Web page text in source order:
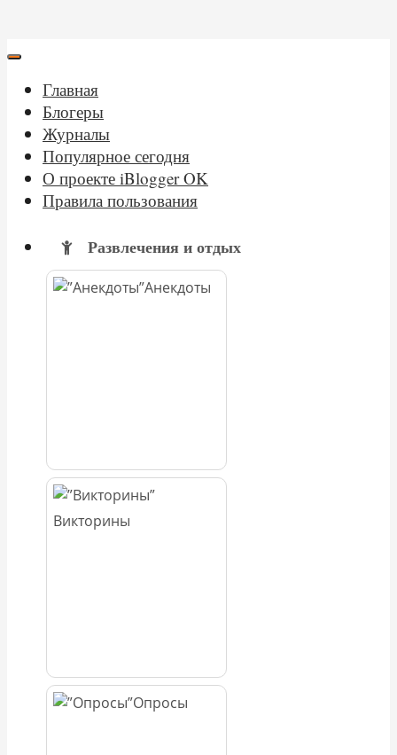
Главная
Блогеры
Журналы
Популярное сегодня
О проекте iBlogger OK
Правила пользования
Развлечения и отдых
Анекдоты
Викторины
Опросы